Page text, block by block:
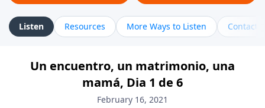
Listen Resources More Ways to Listen Contact
Un encuentro, un matrimonio, una
mamá, Dia 1 de 6
February 16, 2021